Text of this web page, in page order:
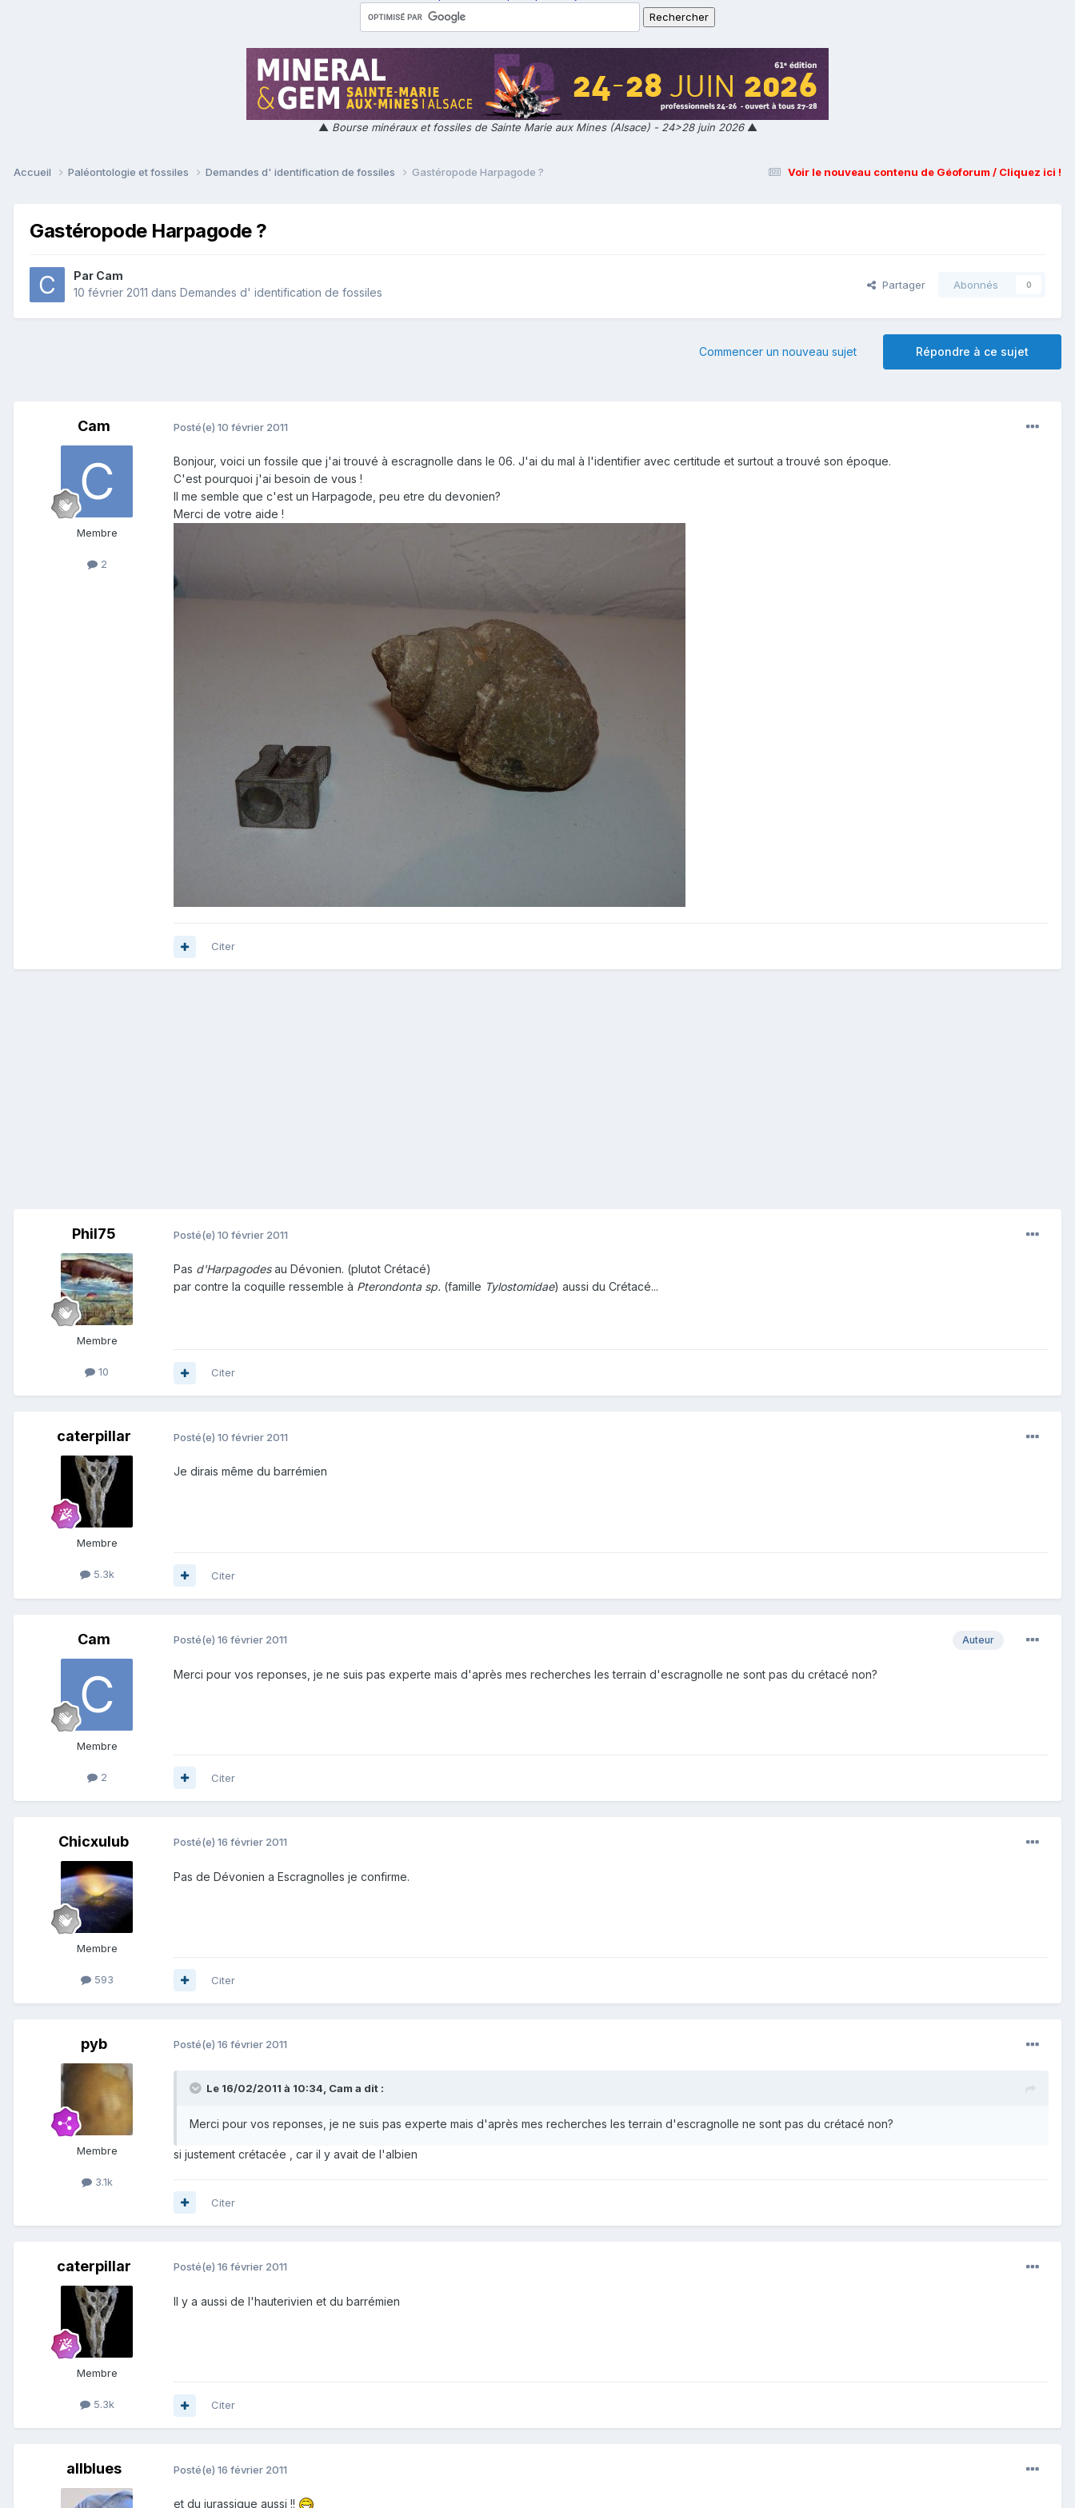
▲ Bourse minéraux et fossiles de Sainte Marie aux Mines (Alsace) - 24>28 juin 2026▲
Voir le nouveau contenu de Géoforum / Cliquez ici !
Accueil Paléontologie et fossiles Demandes d' identification de fossiles Gastéropode Harpagode ?
Gastéropode Harpagode ?
Par Cam
10 février 2011 dans Demandes d' identification de fossiles
Partager Abonnés 0
Répondre à ce sujet
Commencer un nouveau sujet
Cam
Membre
2
Posté(e) 10 février 2011
Bonjour, voici un fossile que j'ai trouvé à escragnolle dans le 06. J'ai du mal à l'identifier avec certitude et surtout a trouvé son époque.
C'est pourquoi j'ai besoin de vous !
Il me semble que c'est un Harpagode, peu etre du devonien?
Merci de votre aide !
Citer
Phil75
Membre
10
Posté(e) 10 février 2011
Pas d'Harpagodesau Dévonien. (plutot Crétacé)
par contre la coquille ressemble à Pterondonta sp. (famille Tylostomidae) aussi du Crétacé...
Citer
caterpillar
Membre
5.3k
Posté(e) 10 février 2011
Je dirais même du barrémien
Citer
Cam
Membre
2
Auteur
Posté(e) 16 février 2011
Merci pour vos reponses, je ne suis pas experte mais d'après mes recherches les terrain d'escragnolle ne sont pas du crétacé non?
Citer
Chicxulub
Membre
593
Posté(e) 16 février 2011
Pas de Dévonien a Escragnolles je confirme.
Citer
pyb
Membre
3.1k
Posté(e) 16 février 2011
Le 16/02/2011 à 10:34, Cam a dit :
Merci pour vos reponses, je ne suis pas experte mais d'après mes recherches les terrain d'escragnolle ne sont pas du crétacé non?
si justement crétacée , car il y avait de l'albien
Citer
caterpillar
Membre
5.3k
Posté(e) 16 février 2011
Il y a aussi de l'hauterivien et du barrémien
Citer
allblues Posté(e) 16 février 2011
et du jurassique aussi !!